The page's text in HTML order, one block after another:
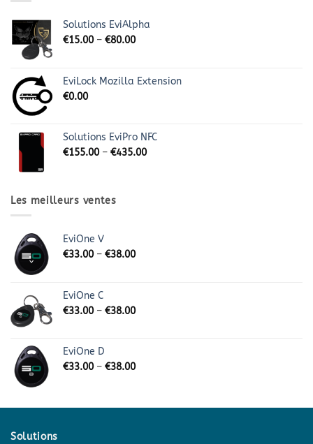
Solutions EviAlpha
€15.00– €80.00
EviLock Mozilla Extension
€0.00
Solutions EviPro NFC
€155.00– €435.00
Les meilleurs ventes
EviOne V
€33.00– €38.00
EviOne C
€33.00– €38.00
EviOne D
€33.00– €38.00
Solutions